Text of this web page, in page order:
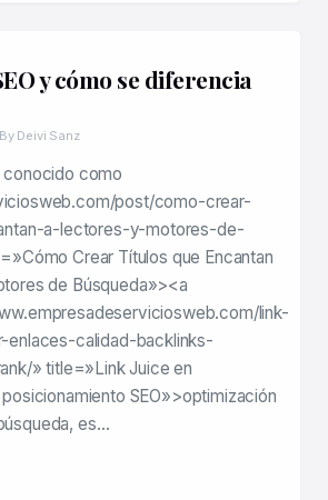
y cómo se diferencia
By Deivi Sanz
conocido como
post/como-crear-
a-lectores-y-motores-de-
Crear Títulos que Encantan
de Búsqueda»><a
link-
enlaces-calidad-backlinks-
» title=»Link Juice en
SEO»>optimización
es…